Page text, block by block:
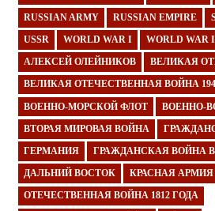
RUSSIAN ARMY RUSSIAN EMPIRE
USSR WORLD WAR I WORLD WAR
АЛЕКСЕЙ ОЛЕЙНИКОВ ВЕЛИКАЯ
ВЕЛИКАЯ ОТЕЧЕСТВЕННАЯ ВОЙНА
ВОЕННО-МОРСКОЙ ФЛОТ ВОЕННО-
ВТОРАЯ МИРОВАЯ ВОЙНА
ГЕРМАНИЯ ГРАЖДАНСКАЯ ВОЙНА
ДАЛЬНИЙ ВОСТОК КРАСНАЯ АРМИЯ
ОТЕЧЕСТВЕННАЯ ВОЙНА 1812 ГОДА